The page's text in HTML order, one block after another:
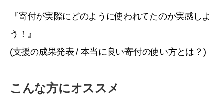
『寄付が実際にどのように使われてたのか実感しよ
う！』
(支援の成果発表 / 本当に良い寄付の使い方とは？)
こんな方にオススメ